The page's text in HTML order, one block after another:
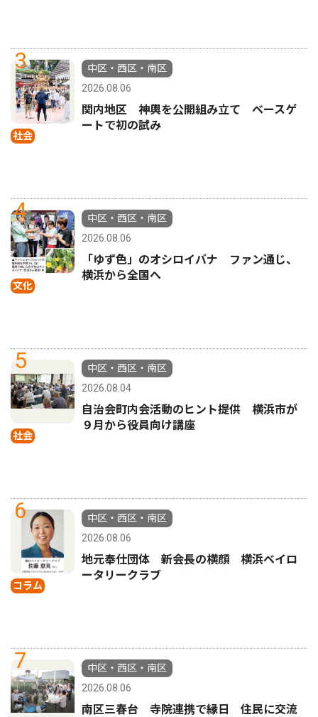
3
社会
中区・西区・南区
2026.08.06
関内地区 神輿を公開組み立て ベースゲ
ートで初の試み
4
文化
中区・西区・南区
2026.08.06
「ゆず色」のオシロイバナ ファン通じ、
横浜から全国へ
5
社会
中区・西区・南区
2026.08.04
自治会町内会活動のヒント提供 横浜市が
９月から役員向け講座
6
コラム
中区・西区・南区
2026.08.06
地元奉仕団体 新会長の横顔 横浜ベイロ
ータリークラブ
7
中区・西区・南区
2026.08.06
南区三春台 寺院連携で縁日 住民に交流